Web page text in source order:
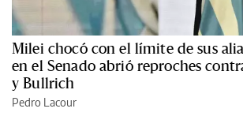
Milei chocó con el límite de sus
en el Senado abrió reproches
y Bullrich
Pedro Lacour